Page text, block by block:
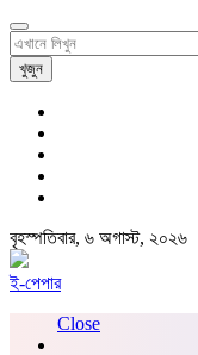
খুজুন
বৃহস্পতিবার, ৬ অগাস্ট, ২০২৬
ই-পেপার
Close